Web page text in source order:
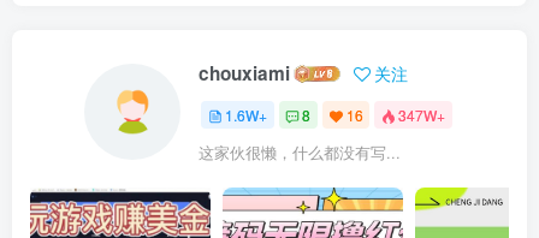
chouxiami 关注
1.6W+ 8 16 347W+
这家伙很懒，什么都没有写...